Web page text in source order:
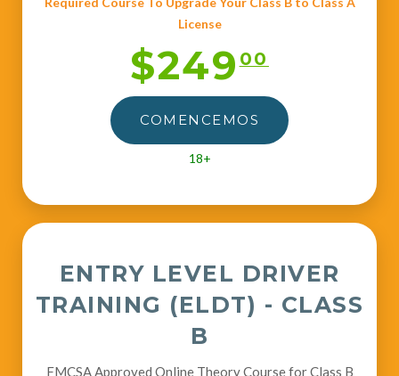
License
$24900
COMENCEMOS
18+
ENTRY LEVEL DRIVER
TRAINING (ELDT) - CLASS
B
FMCSA Approved Online Theory Course for Class B